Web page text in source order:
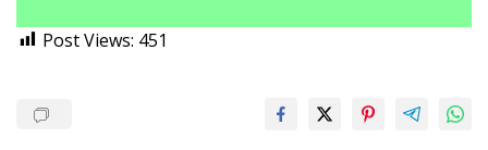
Post Views: 451